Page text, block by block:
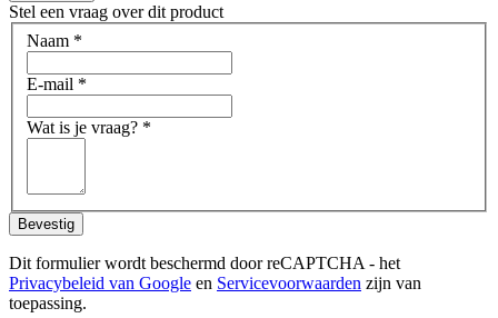
Stel een vraag over dit product
Naam *
E-mail *
Wat is je vraag? *
Bevestig
Dit formulier wordt beschermd door reCAPTCHA - het
Privacybeleid van Google en Servicevoorwaarden zijn van
toepassing.